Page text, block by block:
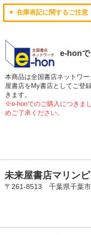
▼ 在庫表記に関するご注意
e-honで
本商品は全国書店ネットワ
屋書店をMy書店としてご登
きます。
※e-honでのご購入につきま
めご了承ください。
未来屋書店マリン
〒261-8513 千葉県千葉